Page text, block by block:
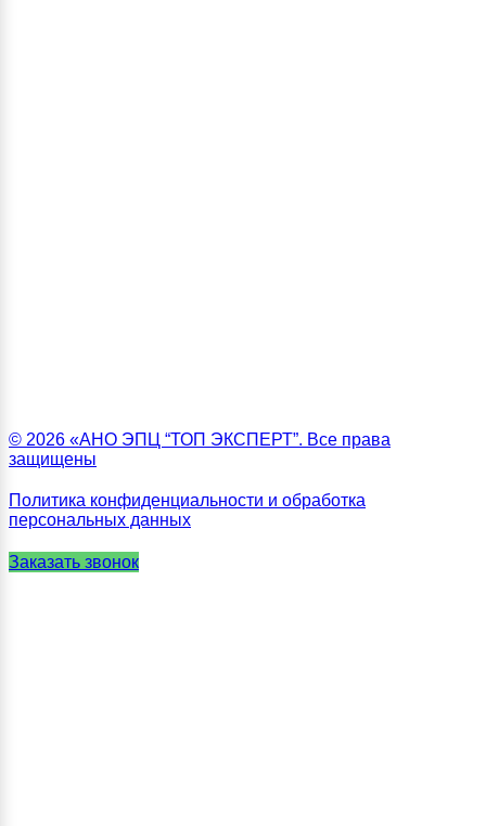
© 2026 «АНО ЭПЦ “ТОП ЭКСПЕРТ”. Все права
защищены
Политика конфиденциальности и обработка
персональных данных
Заказать звонок